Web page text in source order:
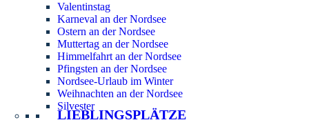
Valentinstag
Karneval an der Nordsee
Ostern an der Nordsee
Muttertag an der Nordsee
Himmelfahrt an der Nordsee
Pfingsten an der Nordsee
Nordsee-Urlaub im Winter
Weihnachten an der Nordsee
Silvester
LIEBLINGSPLÄTZE